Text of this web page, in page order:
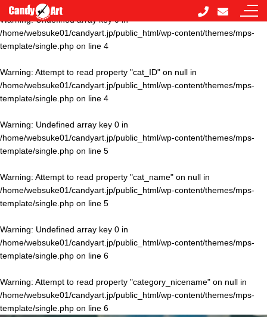
Warning: Undefined array key 0 in
/home/websuke01/candyart.jp/public_html/wp-content/themes/mps-
template/single.php on line 4
Warning: Attempt to read property "cat_ID" on null in
/home/websuke01/candyart.jp/public_html/wp-content/themes/mps-
template/single.php on line 4
Warning: Undefined array key 0 in
/home/websuke01/candyart.jp/public_html/wp-content/themes/mps-
template/single.php on line 5
Warning: Attempt to read property "cat_name" on null in
/home/websuke01/candyart.jp/public_html/wp-content/themes/mps-
template/single.php on line 5
Warning: Undefined array key 0 in
/home/websuke01/candyart.jp/public_html/wp-content/themes/mps-
template/single.php on line 6
Warning: Attempt to read property "category_nicename" on null in
/home/websuke01/candyart.jp/public_html/wp-content/themes/mps-
template/single.php on line 6